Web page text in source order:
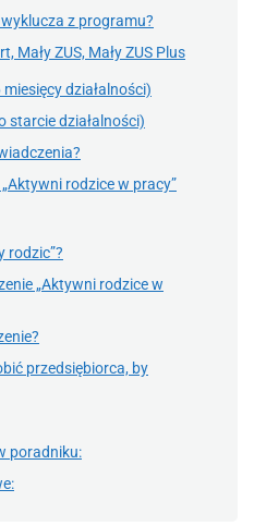
z programu?
Mały ZUS, Mały ZUS Plus
działalności)
starcie działalności)
rodzice w pracy”
rodzic”?
„Aktywni rodzice w
przedsiębiorca, by
poradniku: